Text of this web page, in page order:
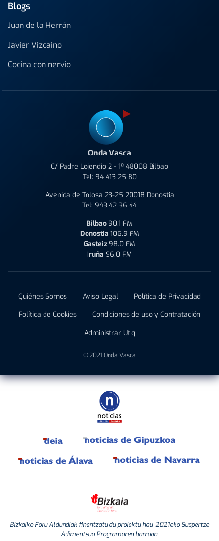
Blogs
Juan de la Herrán
Javier Vizcaino
Cocina con nervio
Onda Vasca
C/ Padre Lojendio 2 - 1º 48008 Bilbao
Tel: 94 413 25 80
Avenida de Tolosa 23-25 20018 Donostia
Tel: 943 42 36 44
Bilbao 90.1 FM
Donostia 106.9 FM
Gasteiz 98.0 FM
Iruña 96.0 FM
Quiénes Somos Aviso Legal
Política de Privacidad
Política de Cookies
Condiciones de uso y Contratación
Administrar Utiq
© 2021 Onda Vasca
Bizkaiko Foru Aldundiak finantzatu du proiektu hau, 2021eko Suspertze
Adimentsua Programaren barruan.